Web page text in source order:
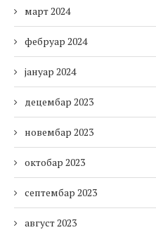
март 2024
фебруар 2024
јануар 2024
децембар 2023
новембар 2023
октобар 2023
септембар 2023
август 2023